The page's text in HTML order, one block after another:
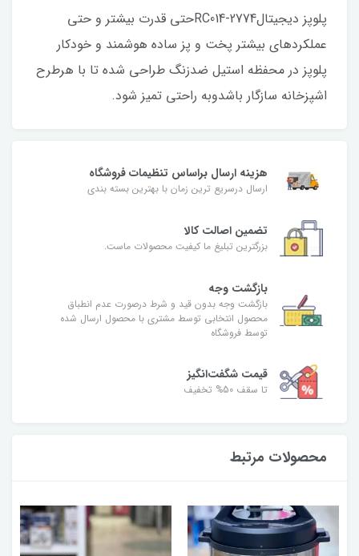
پلوپز دیجیتالRC014-2774حتی قدرت بیشتر و حتی
عملکردهای بیشتر پخت و پز ساده هوشمند و خودکار
پلوپز در محفظه استیل ضدزنگ طراحی شده تا با هرطرح
اشپزخانه سازگار باشدوبه راحتی تمیز شود.
هزینه ارسال براساس تنظیمات فروشگاه
ارسال درسریع ترین زمان با بهترین بسته بندی
تضمین اصالت کالا
بزرگترین تبلیغ ما کیفیت محصولات ماست.
بازگشت وجه
بازگشت وجه بدون قید و شرط درصورت عدم انطباق
محصول انتخابی توسط مشتری با محصول ارسال شده
توسط فروشگاه
قیمت شگفت‌انگیز
تا سقف 50% تخفیف
محصولات مرتبط